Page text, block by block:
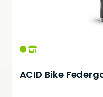
ACID Bike